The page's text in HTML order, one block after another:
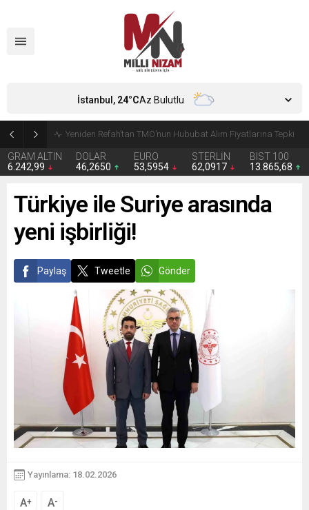
CHP’de Günaydın ve Başarır’ın grup başkanvekilliği düştü
GRAM ALTIN
6.242,99
DOLAR
46,2650
EURO
53,5954
STERLİN
62,0917
BIST 100
13.865,68
İstanbul, 24°CAz Bulutlu
Türkiye ile Suriye arasında
yeni işbirliği!
Paylaş Tweetle Gönder
Yayınlama: 18.02.2026
A+ A-